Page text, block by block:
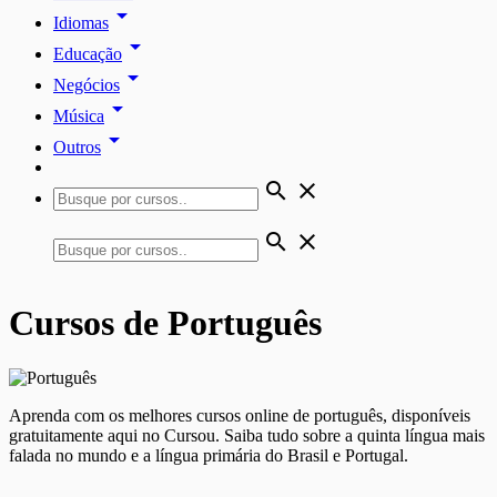
Idiomas arrow_drop_down
Educação arrow_drop_down
Negócios arrow_drop_down
Música arrow_drop_down
Outros arrow_drop_down
search close
search close
Cursos de Português
Aprenda com os melhores cursos online de português, disponíveis
gratuitamente aqui no Cursou. Saiba tudo sobre a quinta língua mais
falada no mundo e a língua primária do Brasil e Portugal.